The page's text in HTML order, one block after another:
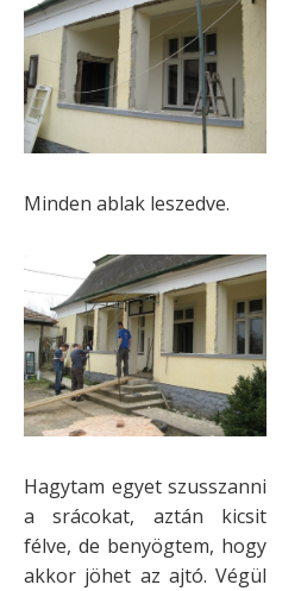
Minden ablak leszedve.
Hagytam egyet szusszanni
a srácokat, aztán kicsit
félve, de benyögtem, hogy
akkor jöhet az ajtó. Végül